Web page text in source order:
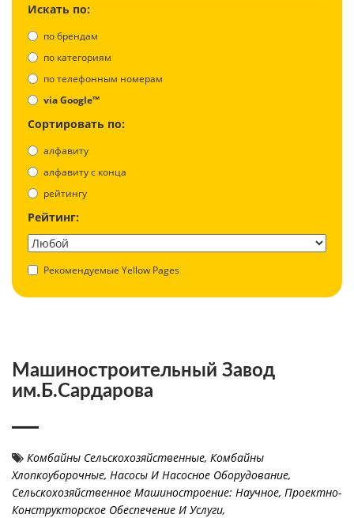
Искать по:
по брендам
по категориям
по телефонным номерам
via Google™
Сортировать по:
алфавиту
aлфавиту с конца
рейтингу
Рейтинг:
Рекомендуемые Yellow Pages
Машиностроительный Завод
им.Б.Сардарова
Комбайны Сельскохозяйственные, Комбайны
Хлопкоуборочные, Насосы И Насосное Оборудование,
Сельскохозяйственное Машиностроение: Научное, Проектно-
Конструкторское Обеспечение И Услуги,